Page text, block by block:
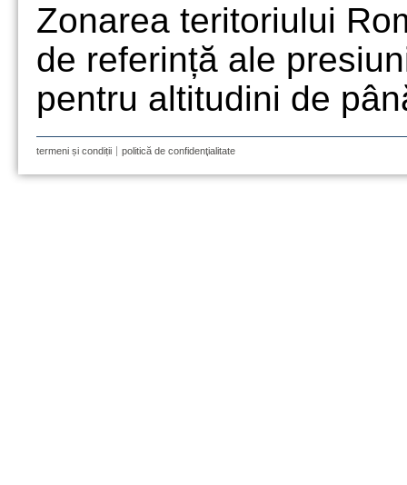
Zonarea teritoriului
de referință ale
pentru altitudini de
termeni și condiții politică de confidenţialitate